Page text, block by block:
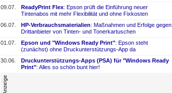
09.07.
ReadyPrint Flex: Epson prüft die Einführung neuer
Tintenabos mit mehr Flexibilität und ohne Fixkosten
06.07.
HP-​Verbrauchsmaterialien: Maßnahmen und Erfolge gegen
Drittanbieter von Tinten- ​ und Tonerkartuschen
01.07.
Epson und "Windows Ready Print": Epson steht
(zunächst) ohne Druckunterstützungs-​App da
30.06.
Druckunterstützungs-​Apps (PSA) für "Windows Ready
Print": Alles so schön bunt hier!